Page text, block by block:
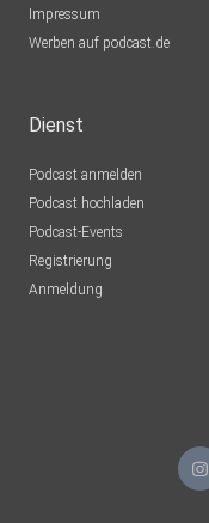
Impressum
Werben auf podcast.de
Dienst
Podcast anmelden
Podcast hochladen
Podcast-Events
Registrierung
Anmeldung